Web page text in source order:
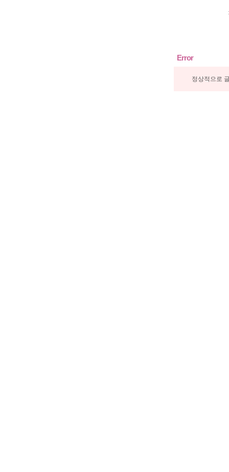
Error
정상적으로